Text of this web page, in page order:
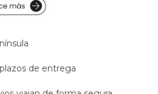
plazos de entrega